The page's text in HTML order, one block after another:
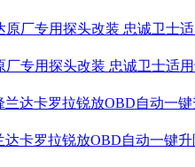
厂专用探头改装 忠诚卫士适
卡罗拉锐放OBD自动一键